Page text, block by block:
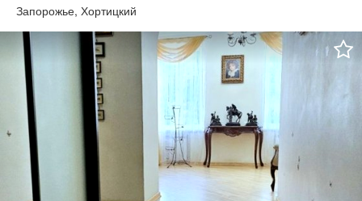
стоят Автоматы + Заменена проводка и в самом щитке. Счетчик
двухфазный. - Красивая кухня - Дом ОСББ - Лучший этаж
Документы впорядке. Детали по телефону. Предложение от АН
Капитал
Запорожье, Хортицкий